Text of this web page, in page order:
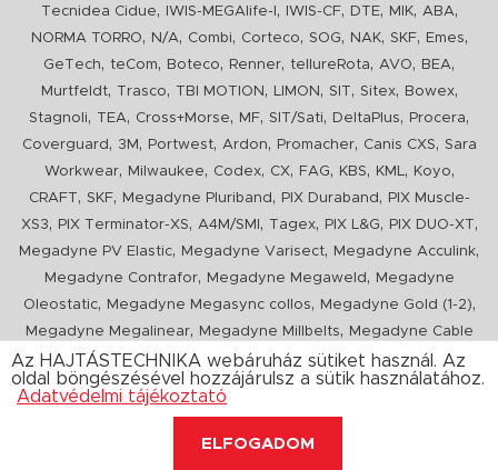
Tecnidea Cidue, IWIS-MEGAlife-I , IWIS-CF, DTE, MIK, ABA,
NORMA TORRO, N/A, Combi, Corteco, SOG, NAK, SKF, Emes,
GeTech, teCom, Boteco, Renner, tellureRota, AVO, BEA,
Murtfeldt, Trasco, TBI MOTION , LIMON , SIT, Sitex, Bowex,
Stagnoli, TEA, Cross+Morse, MF, SIT/Sati, DeltaPlus, Procera,
Coverguard , 3M , Portwest, Ardon, Promacher, Canis CXS, Sara
Workwear, Milwaukee, Codex, CX, FAG, KBS, KML, Koyo,
CRAFT, SKF, Megadyne Pluriband , PIX Duraband ,
PIX Muscle-
XS3, PIX Terminator-XS, A4M/SMI , Tagex, PIX L&G, PIX DUO-XT,
Megadyne PV Elastic, Megadyne Varisect, Megadyne Acculink,
Megadyne Contrafor, Megadyne Megaweld ,
Megadyne
Oleostatic, Megadyne Megasync collos, Megadyne Gold (1-2),
Megadyne Megalinear, Megadyne Millbelts,
Megadyne Cable
Pull, PIX X'Ceed,Megadyne Pull Down, Optibelt VB,Mitsuboshi
ConCar,Megadyne Megarib ,PIX HARVESTER,Urgent
Az HAJTÁSTECHNIKA webáruház sütiket használ. Az
oldal böngészésével hozzájárulsz a sütik használatához.
Adatvédelmi tájékoztató
ELFOGADOM